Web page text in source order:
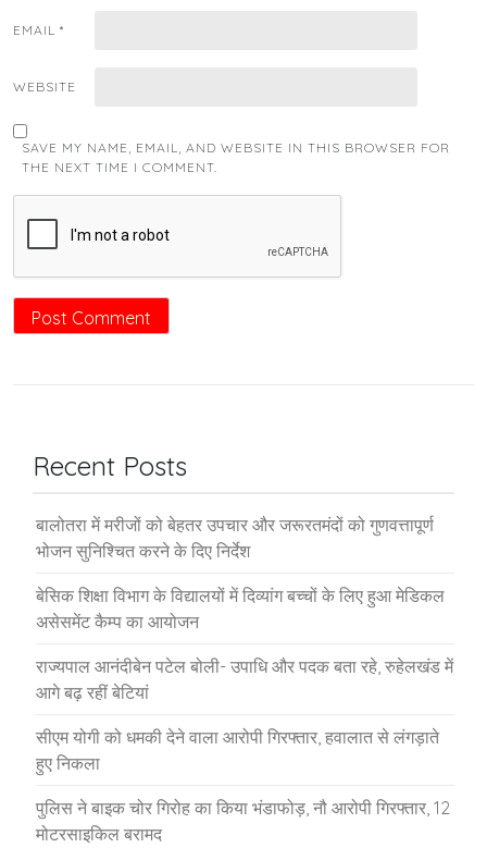
EMAIL *
WEBSITE
SAVE MY NAME, EMAIL, AND WEBSITE IN THIS BROWSER FOR
THE NEXT TIME I COMMENT.
Recent Posts
बालोतरा में मरीजों को बेहतर उपचार और जरूरतमंदों को गुणवत्तापूर्ण
भोजन सुनिश्चित करने के दिए निर्देश
बेसिक शिक्षा विभाग के विद्यालयों में दिव्यांग बच्चों के लिए हुआ मेडिकल
असेसमेंट कैम्प का आयोजन
राज्यपाल आनंदीबेन पटेल बोली- उपाधि और पदक बता रहे, रुहेलखंड में
आगे बढ़ रहीं बेटियां
सीएम योगी को धमकी देने वाला आरोपी गिरफ्तार, हवालात से लंगड़ाते
हुए निकला
पुलिस ने बाइक चोर गिरोह का किया भंडाफोड़, नौ आरोपी गिरफ्तार, 12
मोटरसाइकिल बरामद